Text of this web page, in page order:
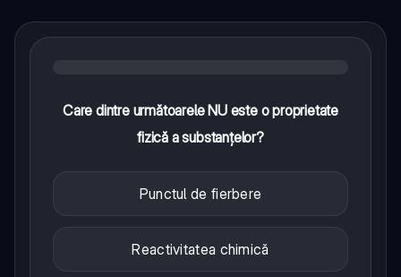
Care dintre următoarele NU este o proprietate
fizică a substanțelor?
Punctul de fierbere
Reactivitatea chimică